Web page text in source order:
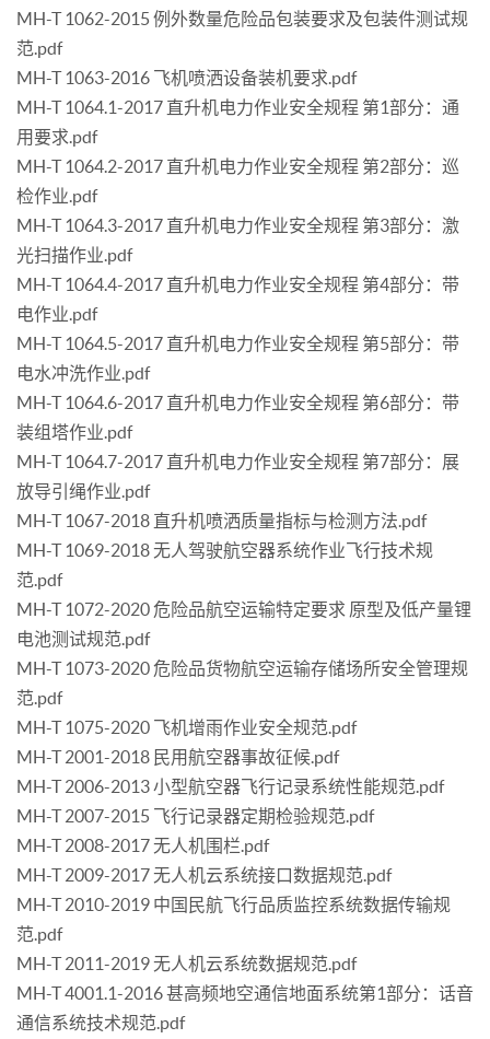
MH-T 1062-2015 例外数量危险品包装要求及包装件测试规
范.pdf
MH-T 1063-2016 飞机喷洒设备装机要求.pdf
MH-T 1064.1-2017 直升机电力作业安全规程 第1部分：通
用要求.pdf
MH-T 1064.2-2017 直升机电力作业安全规程 第2部分：巡
检作业.pdf
MH-T 1064.3-2017 直升机电力作业安全规程 第3部分：激
光扫描作业.pdf
MH-T 1064.4-2017 直升机电力作业安全规程 第4部分：带
电作业.pdf
MH-T 1064.5-2017 直升机电力作业安全规程 第5部分：带
电水冲洗作业.pdf
MH-T 1064.6-2017 直升机电力作业安全规程 第6部分：带
装组塔作业.pdf
MH-T 1064.7-2017 直升机电力作业安全规程 第7部分：展
放导引绳作业.pdf
MH-T 1067-2018 直升机喷洒质量指标与检测方法.pdf
MH-T 1069-2018 无人驾驶航空器系统作业飞行技术规
范.pdf
MH-T 1072-2020 危险品航空运输特定要求 原型及低产量锂
电池测试规范.pdf
MH-T 1073-2020 危险品货物航空运输存储场所安全管理规
范.pdf
MH-T 1075-2020 飞机增雨作业安全规范.pdf
MH-T 2001-2018 民用航空器事故征候.pdf
MH-T 2006-2013 小型航空器飞行记录系统性能规范.pdf
MH-T 2007-2015 飞行记录器定期检验规范.pdf
MH-T 2008-2017 无人机围栏.pdf
MH-T 2009-2017 无人机云系统接口数据规范.pdf
MH-T 2010-2019 中国民航飞行品质监控系统数据传输规
范.pdf
MH-T 2011-2019 无人机云系统数据规范.pdf
MH-T 4001.1-2016 甚高频地空通信地面系统第1部分：话音
通信系统技术规范.pdf